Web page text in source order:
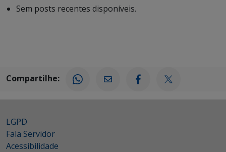
Sem posts recentes disponíveis.
Compartilhe:
LGPD
Fala Servidor
Acessibilidade